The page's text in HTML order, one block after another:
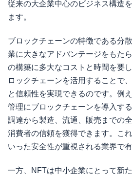
従来の大企業中心のビジネス構造
ます。
ブロックチェーンの特徴である分
業に大きなアドバンテージをもた
の構築に多大なコストと時間を要
ロックチェーンを活用することで
と信頼性を実現できるのです。例
管理にブロックチェーンを導入す
調達から製造、流通、販売までの
消費者の信頼を獲得できます。こ
いった安全性が重視される業界で有
一方、NFTは中小企業にとって新